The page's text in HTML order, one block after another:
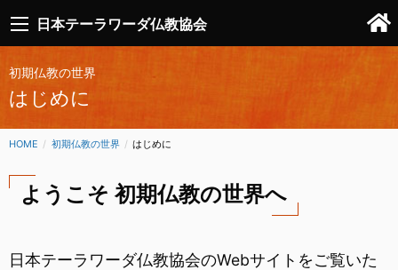
日本テーラワーダ仏教協会
初期仏教の世界
はじめに
HOME 初期仏教の世界 CURRENT:
はじめに
ようこそ 初期仏教の世界へ
日本テーラワーダ仏教協会のWebサイトをご覧いた